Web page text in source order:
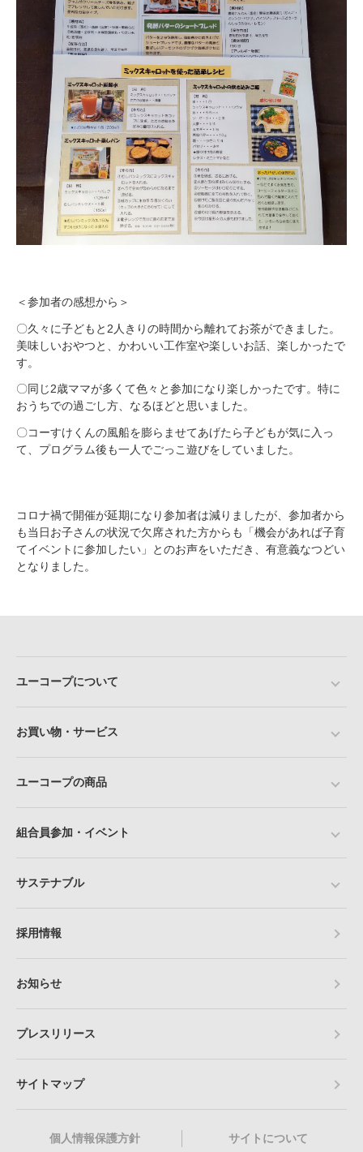
＜参加者の感想から＞
〇久々に子どもと2人きりの時間から離れてお茶ができました。
美味しいおやつと、かわいい工作室や楽しいお話、楽しかったで
す。
〇同じ2歳ママが多くて色々と参加になり楽しかったです。特に
おうちでの過ごし方、なるほどと思いました。
〇コーすけくんの風船を膨らませてあげたら子どもが気に入っ
て、プログラム後も一人でごっこ遊びをしていました。
コロナ禍で開催が延期になり参加者は減りましたが、参加者から
も当日お子さんの状況で欠席された方からも「機会があれば子育
てイベントに参加したい」とのお声をいただき、有意義なつどい
となりました。
ユーコープについて
お買い物・サービス
ユーコープの商品
組合員参加・イベント
サステナブル
採用情報
お知らせ
プレスリリース
サイトマップ
個人情報保護方針 サイトについて